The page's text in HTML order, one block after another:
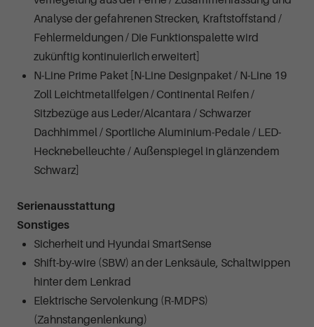
Analyse der gefahrenen Strecken, Kraftstoffstand /
Fehlermeldungen / Die Funktionspalette wird
zukünftig kontinuierlich erweitert]
N-Line Prime Paket [N-Line Designpaket / N-Line 19
Zoll Leichtmetallfelgen / Continental Reifen /
Sitzbezüge aus Leder/Alcantara / Schwarzer
Dachhimmel / Sportliche Aluminium-Pedale / LED-
Hecknebelleuchte / Außenspiegel in glänzendem
Schwarz]
Serienausstattung
Sonstiges
Sicherheit und Hyundai SmartSense
Shift-by-wire (SBW) an der Lenksäule, Schaltwippen
hinter dem Lenkrad
Elektrische Servolenkung (R-MDPS)
(Zahnstangenlenkung)